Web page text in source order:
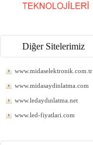
Diğer Sitelerimiz
www.midaselektronik.com.tr
www.midasaydinlatma.com
www.ledaydınlatma.net
www.led-fiyatlari.com